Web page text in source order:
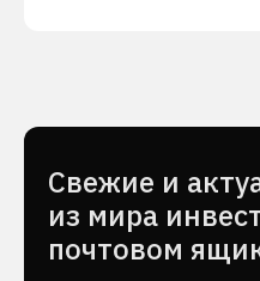
Cвежие и
из мира
почтовом